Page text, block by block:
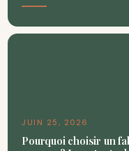
JUIN 25, 2026
Pourquoi choisir un